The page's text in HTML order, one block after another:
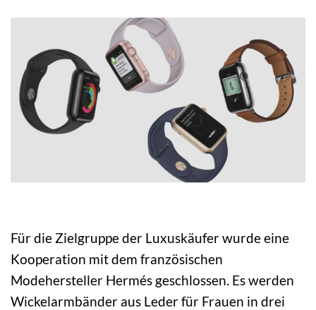
Für die Zielgruppe der Luxuskäufer wurde eine
Kooperation mit dem französischen
Modehersteller Hermés geschlossen. Es werden
Wickelarmbänder aus Leder für Frauen in drei